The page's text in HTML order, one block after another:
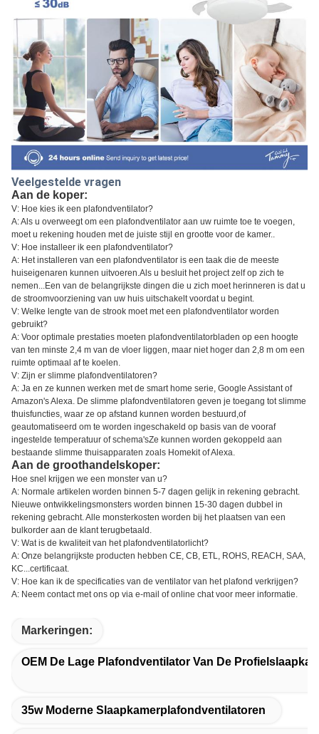
Veelgestelde vragen
Aan de koper:
V: Hoe kies ik een plafondventilator?
A: Als u overweegt om een plafondventilator aan uw ruimte toe te voegen,
moet u rekening houden met de juiste stijl en grootte voor de kamer..
V: Hoe installeer ik een plafondventilator?
A: Het installeren van een plafondventilator is een taak die de meeste
huiseigenaren kunnen uitvoeren.Als u besluit het project zelf op zich te
nemen...Een van de belangrijkste dingen die u zich moet herinneren is dat u
de stroomvoorziening van uw huis uitschakelt voordat u begint.
V: Welke lengte van de strook moet met een plafondventilator worden
gebruikt?
A: Voor optimale prestaties moeten plafondventilatorbladen op een hoogte
van ten minste 2,4 m van de vloer liggen, maar niet hoger dan 2,8 m om een
ruimte optimaal af te koelen.
V: Zijn er slimme plafondventilatoren?
A: Ja en ze kunnen werken met de smart home serie, Google Assistant of
Amazon's Alexa. De slimme plafondventilatoren geven je toegang tot slimme
thuisfuncties, waar ze op afstand kunnen worden bestuurd,of
geautomatiseerd om te worden ingeschakeld op basis van de vooraf
ingestelde temperatuur of schema'sZe kunnen worden gekoppeld aan
bestaande slimme thuisapparaten zoals Homekit of Alexa.
Aan de groothandelskoper:
Hoe snel krijgen we een monster van u?
A: Normale artikelen worden binnen 5-7 dagen gelijk in rekening gebracht.
Nieuwe ontwikkelingsmonsters worden binnen 15-30 dagen dubbel in
rekening gebracht. Alle monsterkosten worden bij het plaatsen van een
bulkorder aan de klant terugbetaald.
V: Wat is de kwaliteit van het plafondventilatorlicht?
A: Onze belangrijkste producten hebben CE, CB, ETL, ROHS, REACH, SAA,
KC...certificaat.
V: Hoe kan ik de specificaties van de ventilator van het plafond verkrijgen?
A: Neem contact met ons op via e-mail of online chat voor meer informatie.
Markeringen:
OEM De Lage Plafondventilator Van De
35w Moderne Slaapkamerplafondventilatoren